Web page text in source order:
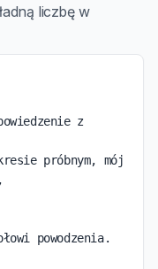
liczbę w
z
próbnym, mój
powodzenia.